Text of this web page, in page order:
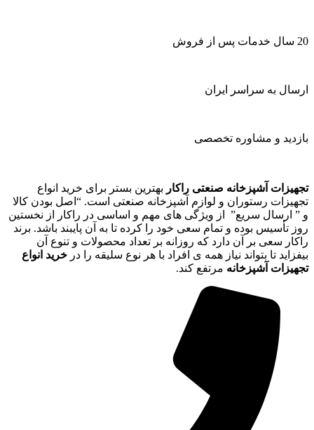
20 سال خدمات پس از فروش
ارسال به سراسر ایران
بازدید و مشاوره تخصصی
تجهیزات آشپزخانه صنعتی راکار بهترین بستر برای خرید انواع
تجهیزات رستوران و لوازم آشپزخانه صنعتی است. “اصل بودن کالا
و ” ارسال سریع” از ویژگی های مهم و اساسی در راکار از نخستین
روز تأسیس بوده و تمام سعی خود را کرده تا به آن پایبند باشد. برند
راکار سعی بر آن دارد که روزانه بر تعداد محصولات و تنوع آن
بیفزاید تا بتواند نیاز همه ی افراد با هر نوع سلیقه را در خرید انواع
تجهیزات آشپزخانه مرتفع کند.